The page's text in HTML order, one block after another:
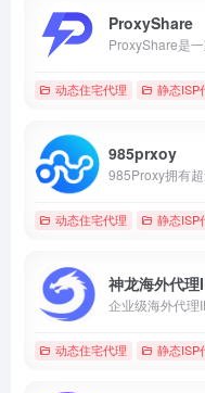
ProxyShare
动态住宅代理 静态ISP
985prxoy
动态住宅代理 静态ISP
神龙海外代理
动态住宅代理 静态ISP